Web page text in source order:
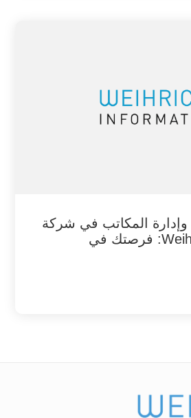
المكاتب في شركة
Weihrich Informatik: فرصتك في